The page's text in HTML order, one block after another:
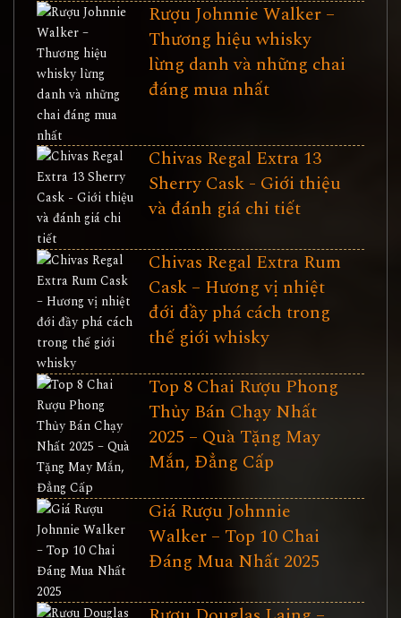
Rượu Johnnie Walker –
Thương hiệu whisky
lừng danh và những chai
đáng mua nhất
Chivas Regal Extra 13
Sherry Cask - Giới thiệu
và đánh giá chi tiết
Chivas Regal Extra Rum
Cask – Hương vị nhiệt
đới đầy phá cách trong
thế giới whisky
Top 8 Chai Rượu Phong
Thủy Bán Chạy Nhất
2025 – Quà Tặng May
Mắn, Đẳng Cấp
Giá Rượu Johnnie
Walker – Top 10 Chai
Đáng Mua Nhất 2025